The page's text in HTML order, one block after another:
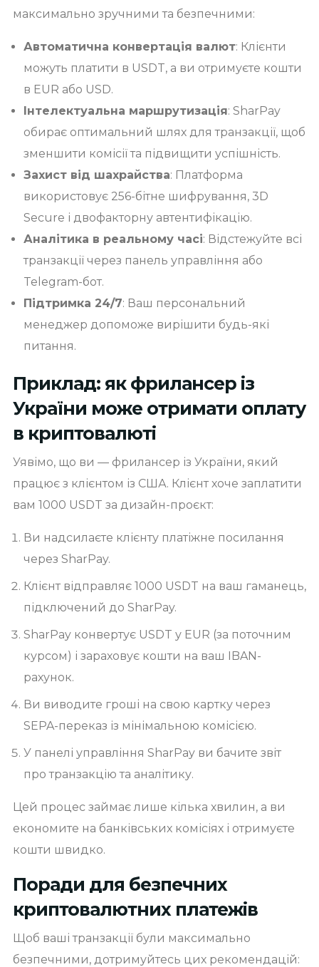
максимально зручними та безпечними:
Автоматична конвертація валют: Клієнти
можуть платити в USDT, а ви отримуєте кошти
в EUR або USD.
Інтелектуальна маршрутизація: SharPay
обирає оптимальний шлях для транзакції, щоб
зменшити комісії та підвищити успішність.
Захист від шахрайства: Платформа
використовує 256-бітне шифрування, 3D
Secure і двофакторну автентифікацію.
Аналітика в реальному часі: Відстежуйте всі
транзакції через панель управління або
Telegram-бот.
Підтримка 24/7: Ваш персональний
менеджер допоможе вирішити будь-які
питання.
Приклад: як фрилансер із
України може отримати оплату
в криптовалюті
Уявімо, що ви — фрилансер із України, який
працює з клієнтом із США. Клієнт хоче заплатити
вам 1000 USDT за дизайн-проєкт:
Ви надсилаєте клієнту платіжне посилання
через SharPay.
Клієнт відправляє 1000 USDT на ваш гаманець,
підключений до SharPay.
SharPay конвертує USDT у EUR (за поточним
курсом) і зараховує кошти на ваш IBAN-
рахунок.
Ви виводите гроші на свою картку через
SEPA-переказ із мінімальною комісією.
У панелі управління SharPay ви бачите звіт
про транзакцію та аналітику.
Цей процес займає лише кілька хвилин, а ви
економите на банківських комісіях і отримуєте
кошти швидко.
Поради для безпечних
криптовалютних платежів
Щоб ваші транзакції були максимально
безпечними, дотримуйтесь цих рекомендацій: